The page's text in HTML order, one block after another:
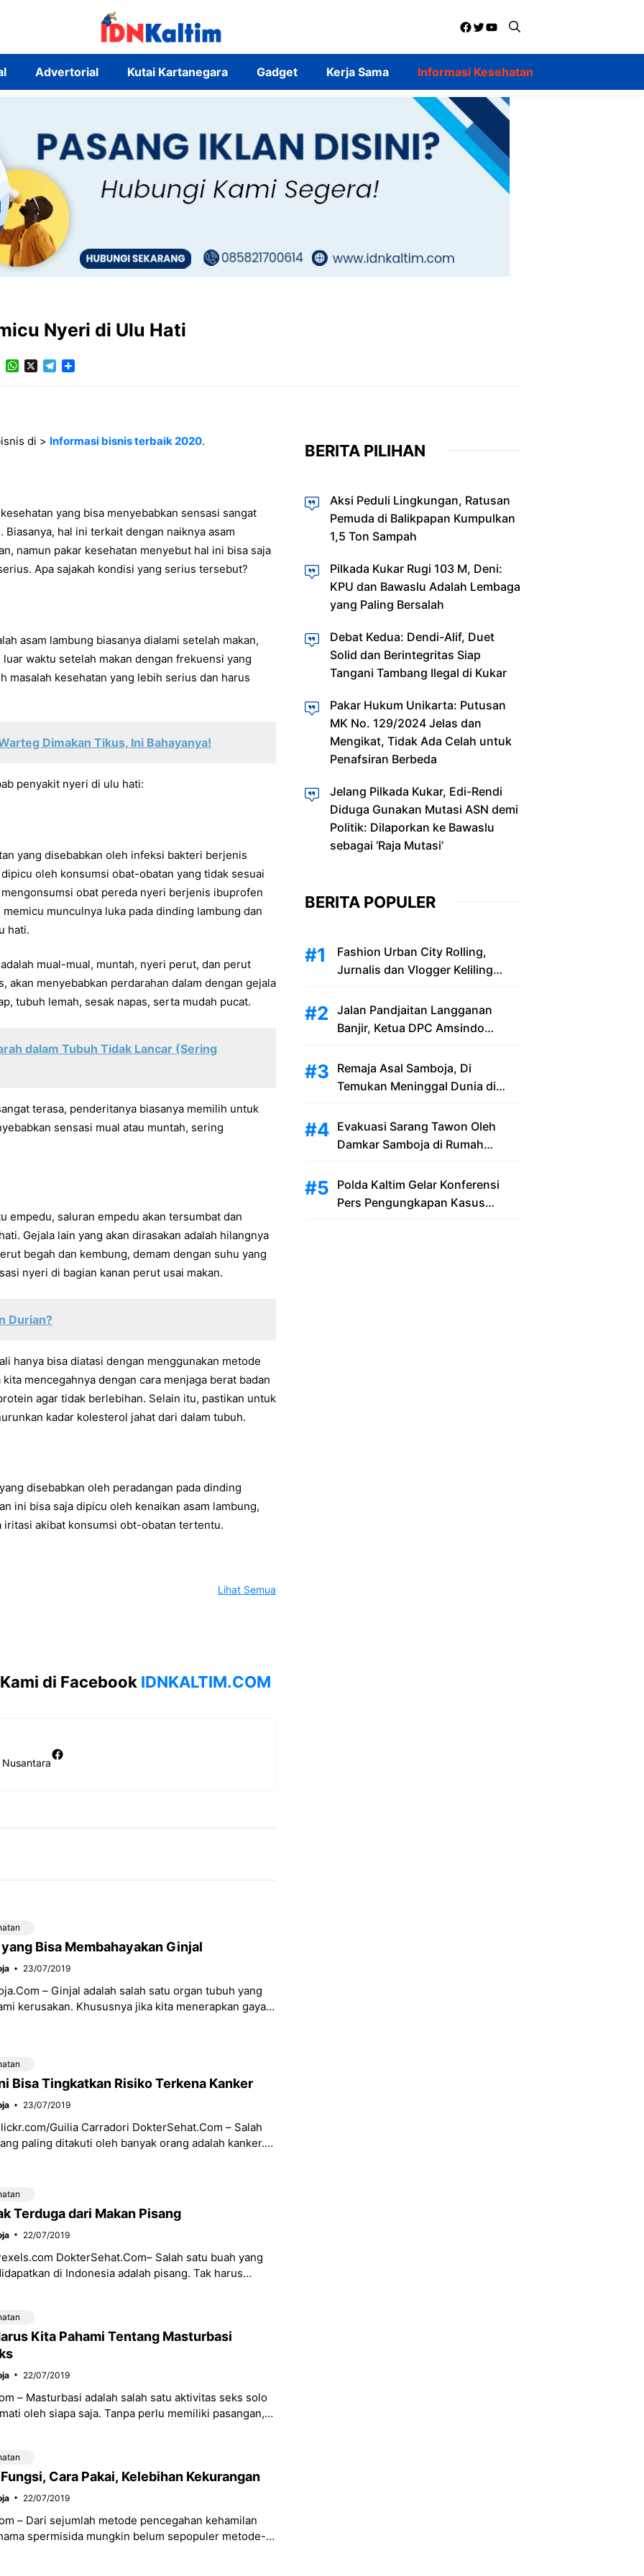
Facebook
Twitter
YouTube
Advertorial Kutai Kartanegara Gadget Kerja Sama Informasi Kesehatan
Nyeri di Ulu Hati
Facebook
WhatsApp
X Telegram
di > Informasi bisnis terbaik 2020.
yang bisa menyebabkan sensasi sangat
hal ini terkait dengan naiknya asam
namun pakar kesehatan menyebut hal ini bisa saja
Apa sajakah kondisi yang serius tersebut?
asam lambung biasanya dialami setelah makan,
waktu setelah makan dengan frekuensi yang
masalah kesehatan yang lebih serius dan harus
Dimakan Tikus, Ini Bahayanya!
penyakit nyeri di ulu hati:
yang disebabkan oleh infeksi bakteri berjenis
oleh konsumsi obat-obatan yang tidak sesuai
obat pereda nyeri berjenis ibuprofen
munculnya luka pada dinding lambung dan
hati.
mual-mual, muntah, nyeri perut, dan perut
akan menyebabkan perdarahan dalam dengan gejala
tubuh lemah, sesak napas, serta mudah pucat.
dalam Tubuh Tidak Lancar (Sering
terasa, penderitanya biasanya memilih untuk
sensasi mual atau muntah, sering
empedu, saluran empedu akan tersumbat dan
Gejala lain yang akan dirasakan adalah hilangnya
begah dan kembung, demam dengan suhu yang
nyeri di bagian kanan perut usai makan.
Durian?
hanya bisa diatasi dengan menggunakan metode
mencegahnya dengan cara menjaga berat badan
agar tidak berlebihan. Selain itu, pastikan untuk
kadar kolesterol jahat dari dalam tubuh.
disebabkan oleh peradangan pada dinding
ini bisa saja dipicu oleh kenaikan asam lambung,
akibat konsumsi obt-obatan tertentu.
Lihat Semua
di FacebookIDNKALTIM.COM
Facebook
Bisa Membahayakan Ginjal
23/07/2019
– Ginjal adalah salah satu organ tubuh yang
kerusakan. Khususnya jika kita menerapkan gaya
Bisa Tingkatkan Risiko Terkena Kanker
23/07/2019
Guilia Carradori DokterSehat.Com – Salah
paling ditakuti oleh banyak orang adalah kanker.
Terduga dari Makan Pisang
22/07/2019
DokterSehat.Com– Salah satu buah yang
di Indonesia adalah pisang. Tak harus
Kita Pahami Tentang Masturbasi
22/07/2019
– Masturbasi adalah salah satu aktivitas seks solo
oleh siapa saja. Tanpa perlu memiliki pasangan,
Cara Pakai, Kelebihan Kekurangan
22/07/2019
– Dari sejumlah metode pencegahan kehamilan
spermisida mungkin belum sepopuler metode-
BERITA PILIHAN
Aksi Peduli Lingkungan, Ratusan
Pemuda di Balikpapan Kumpulkan
1,5 Ton Sampah
Pilkada Kukar Rugi 103 M, Deni:
KPU dan Bawaslu Adalah Lembaga
yang Paling Bersalah
Debat Kedua: Dendi-Alif, Duet
Solid dan Berintegritas Siap
Tangani Tambang Ilegal di Kukar
Pakar Hukum Unikarta: Putusan
MK No. 129/2024 Jelas dan
Mengikat, Tidak Ada Celah untuk
Penafsiran Berbeda
Jelang Pilkada Kukar, Edi-Rendi
Diduga Gunakan Mutasi ASN demi
Politik: Dilaporkan ke Bawaslu
sebagai ‘Raja Mutasi’
BERITA POPULER
Fashion Urban City Rolling,
Jurnalis dan Vlogger Keliling
Stylo 160
Jalan Pandjaitan Langganan
Banjir, Ketua DPC Amsindo
Solusi Saat Penumpang Bandara
dan Masyarakat Terjebak Banjir
Remaja Asal Samboja, Di
Temukan Meninggal Dunia di
Evakuasi Sarang Tawon Oleh
Damkar Samboja di Rumah
Polda Kaltim Gelar Konferensi
Pers Pengungkapan Kasus